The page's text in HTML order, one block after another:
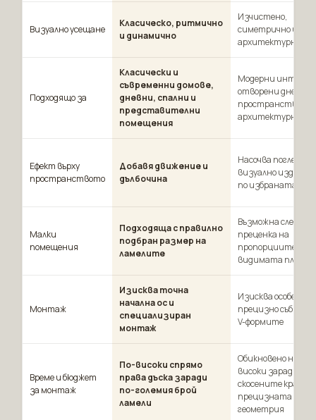
Визуално усещане
Класическо, ритмично
и динамично
Изчистено,
симетрично и
архитектурно
Подходящо за
Класически и
съвременни домове,
дневни, спални и
представителни
помещения
Модерни
отворени дневни
пространства с
архитектурна ос
Ефект върху
пространството
Добавя движение и
дълбочина
Насочва погледа и
визуално
по избраната ос
Малки
помещения
Подходяща с правилно
подбран размер на
ламелите
Възможна след
преценка на
пропорциите и
видимата площ
Монтаж
Изисква точна
начална ос и
специализиран
монтаж
Изисква особено
прецизно
V-формите
Време и бюджет
за монтаж
По-високи спрямо
права дъска заради
по-големия брой
ламели
Обикновено най-
високи заради
скосените
прецизната
геометрия